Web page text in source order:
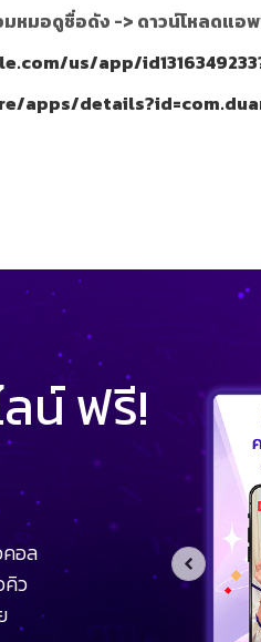
มหมอดูชื่อดัง -> ดาวน์โหลดแอ
us/app/
apps/
น์ ฟรี!
อล
คิว